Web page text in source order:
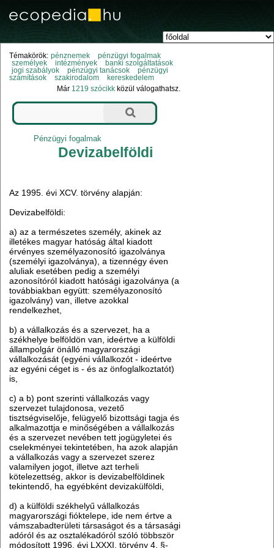
Témakörök: pénznemek
pénzügyi fogalmak
személyek
intézmények
banki szolgáltatások
jogi szabályok
pénzügyi tanácsok
pénzügyi
számítások
szakirodalom
kereskedelem
Már 1219 szócikk közül válogathatsz.
Pénzügyi fogalmak
Devizabelföldi
Az 1995. évi XCV. törvény alapján:
Devizabelföldi:
a) az a természetes személy, akinek az
illetékes magyar hatóság által kiadott
érvényes személyazonosító igazolványa
(személyi igazolványa), a tizennégy éven
aluliak esetében pedig a személyi
azonosítóról kiadott hatósági igazolványa (a
továbbiakban együtt: személyazonosító
igazolvány) van, illetve azokkal
rendelkezhet,
b) a vállalkozás és a szervezet, ha a
székhelye belföldön van, ideértve a külföldi
állampolgár önálló magyarországi
vállalkozását (egyéni vállalkozót - ideértve
az egyéni céget is - és az önfoglalkoztatót)
is,
c) a b) pont szerinti vállalkozás vagy
szervezet tulajdonosa, vezető
tisztségviselője, felügyelő bizottsági tagja és
alkalmazottja e minőségében a vállalkozás
és a szervezet nevében tett jogügyletei és
cselekményei tekintetében, ha azok alapján
a vállalkozás vagy a szervezet szerez
valamilyen jogot, illetve azt terheli
kötelezettség, akkor is devizabelföldinek
tekintendő, ha egyébként devizakülföldi,
d) a külföldi székhelyű vállalkozás
magyarországi fióktelepe, ide nem értve a
vámszabadterületi társaságot és a társasági
adóról és az osztalékadóról szóló többször
módosított 1996. évi LXXXI. törvény 4. §-